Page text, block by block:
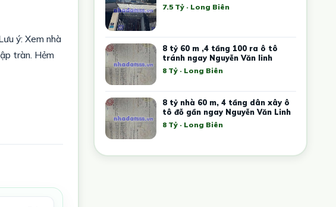
ý: Xem nhà
tràn. Hẻm
7.5 Tỷ · Long Biên
8 tỷ 60 m ,4 tầng 100 ra ô tô
tránh ngay Nguyễn Văn linh
8 Tỷ · Long Biên
8 tỷ nhà 60 m, 4 tầng dân xây ô
tô đỗ gần ngay Nguyễn Văn Linh
8 Tỷ · Long Biên